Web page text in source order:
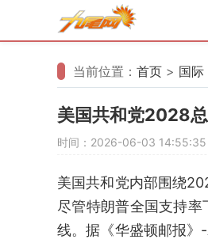
当前位置： 首页 > 国际
美国共和党2028
时间：2026-06-03 14:55:35
美国共和党内部围绕
尽管特朗普全国支持
线。据《华盛顿邮报